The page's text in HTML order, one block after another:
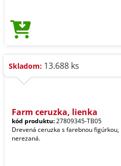
Skladom: 13.688 ks
Farm ceruzka, lienka
kód produktu:27809345-TB05
Drevená ceruzka s farebnou figúrkou,
nerezaná.